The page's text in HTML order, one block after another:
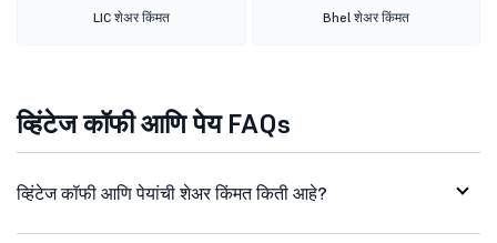
LIC शेअर किंमत Bhel शेअर किंमत
व्हिंटेज कॉफी आणि पेय FAQs
व्हिंटेज कॉफी आणि पेयांची शेअर किंमत किती आहे?